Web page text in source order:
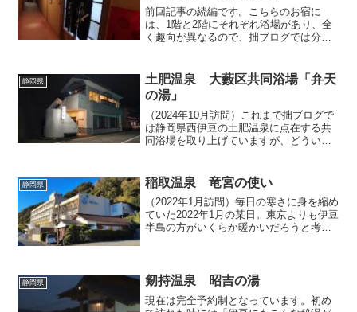
前回記事の続編です。こちらのお宿に
は、1階と2階にそれぞれ浴場があり、全
く趣向が異なるので、拙ブログでは分け
れぞれ1つずつしかなく、しかも浴場内で
つながっているため...
静岡県
土肥温泉 大藪区共同浴場「弁天
の湯」
（2024年10月訪問）これまで拙ブログで
は静岡県西伊豆の土肥温泉に点在する共
同浴場を取り上げていますが、どういう
です。以前から利用してみたいと考えて
いましたので、20...
静岡県 稲取温泉 竜宮の使い
（2022年1月訪問）毎日の寒さに身を縮め
ていた2022年1月の某日。東京よりも伊豆
半島の方がいくらか暖かいだろうと考
「KKR稲取」で...
静岡県 剱持温泉 昭吉の湯
現在は完全予約制となっています。初め